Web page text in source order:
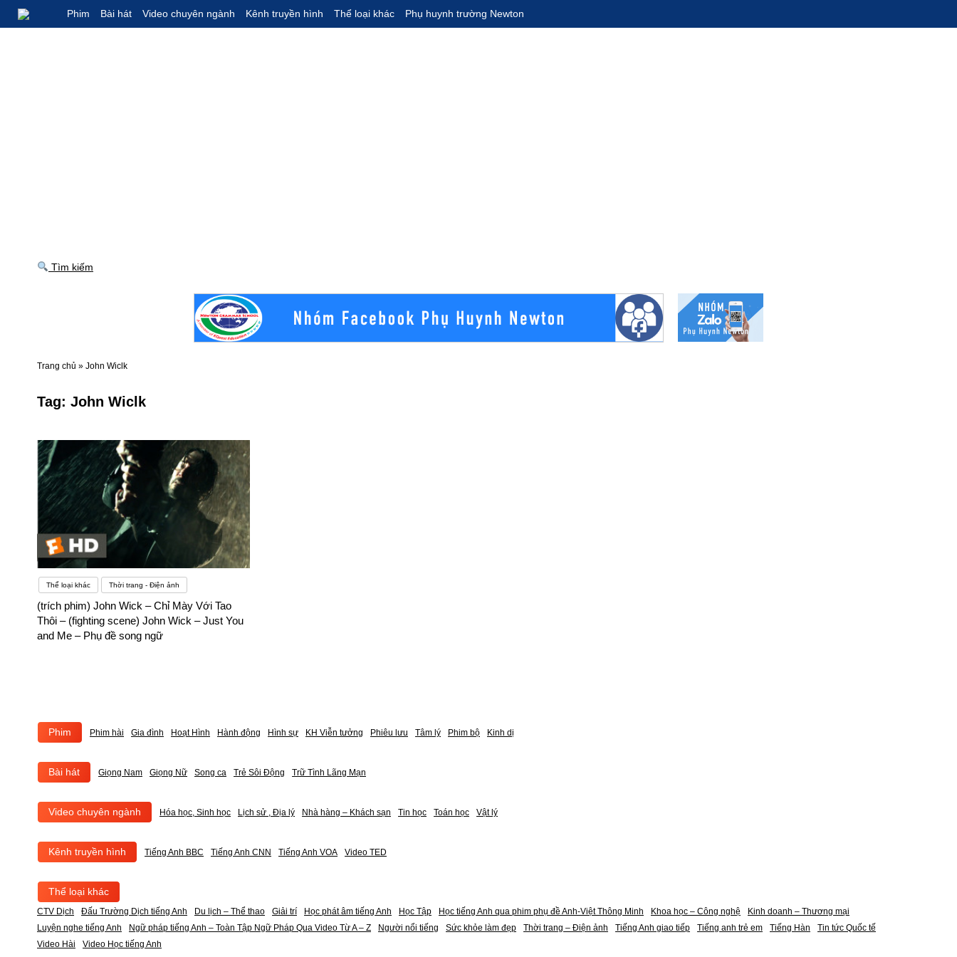
Phim Bài hát Video chuyên ngành Kênh truyền hình Thể loại khác Phụ huynh trường Newton
Tìm kiếm
Trang chủ » John Wiclk
Tag: John Wiclk
Thể loại khác Thời trang - Điện ảnh
(trích phim) John Wick – Chỉ Mày Với Tao
Thôi – (fighting scene) John Wick – Just You
and Me – Phụ đề song ngữ
Phim Phim hài Gia đình Hoạt Hình Hành động Hình sự KH Viễn tưởng Phiêu lưu Tâm lý Phim bộ Kinh dị
Bài hát Giọng Nam Giọng Nữ Song ca Trẻ Sôi Động Trữ Tình Lãng Mạn
Video chuyên ngành Hóa học, Sinh học Lịch sử , Địa lý Nhà hàng – Khách sạn Tin học Toán học Vật lý
Kênh truyền hình Tiếng Anh BBC Tiếng Anh CNN Tiếng Anh VOA Video TED
Thể loại khác
CTV Dịch Đấu Trường Dịch tiếng Anh Du lịch – Thể thao Giải trí Học phát âm tiếng Anh Học Tập Học tiếng Anh qua phim phụ đề Anh-Việt Thông Minh Khoa học – Công nghệ
Kinh doanh – Thương mại
Luyện nghe tiếng Anh
Ngữ pháp tiếng Anh – Toàn Tập Ngữ Pháp Qua Video Từ A – Z Người nổi tiếng Sức khỏe làm đẹp Thời trang – Điện ảnh Tiếng Anh giao tiếp Tiếng anh trẻ em Tiếng Hàn
Tin tức Quốc tế
Video Hài
Video Học tiếng Anh